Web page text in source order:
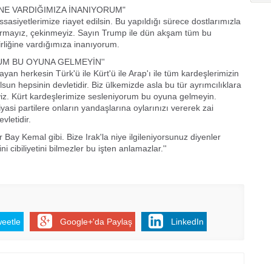
VARDIĞIMIZA İNANIYORUM"
riayet edilsin. Bu yapıldığı sürece dostlarımızla
çekinmeyiz. Sayın Trump ile dün akşam tüm bu
vardığımıza inanıyorum.
BU OYUNA GELMEYİN''
herkesin Türk'ü ile Kürt'ü ile Arap'ı ile tüm kardeşlerimizin
hepsinin devletidir. Biz ülkemizde asla bu tür ayrımcılıklara
Kürt kardeşlerimize sesleniyorum bu oyuna gelmeyin.
partilere onların yandaşlarına oylarınızı vererek zai
Bay Kemal gibi. Bize Irak'la niye ilgileniyorsunuz diyenler
cibiliyetini bilmezler bu işten anlamazlar.''
Google+'da Paylaş LinkedIn